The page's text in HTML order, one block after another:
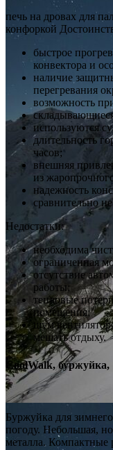
печь на дровах для
конфоркой
быстрое
конвектора и
наличие
перегревания
возможность
используются
длительность
часов;
внешняя
из
надежность
сравнительно
Недостатки:
необходима
ограниченная
отсутствие
работы;
тепловые
помещения;
шум
мешать отдыху.
CoolWalk,
Буржуйка для
погоду. Небольшая,
металла. Компактные